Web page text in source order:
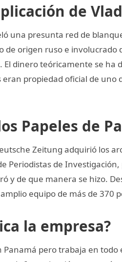
de
una presunta red de
de origen ruso e involucrado
El dinero teóricamente se ha
propiedad oficial de uno
Papeles de
Zeitung adquirió los
Periodistas de
y de que manera se hizo.
equipo de más de 370
la empresa?
Panamá pero trabaja en todo